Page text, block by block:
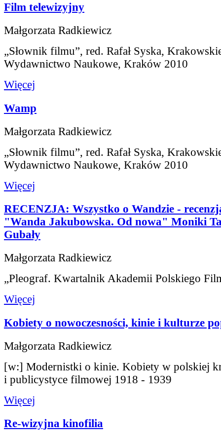
Film telewizyjny
Małgorzata Radkiewicz
„Słownik filmu”, red. Rafał Syska,
Wydawnictwo Naukowe, Kraków 2010
Więcej
Wamp
Małgorzata Radkiewicz
„Słownik filmu”, red. Rafał Syska,
Wydawnictwo Naukowe, Kraków 2010
Więcej
RECENZJA: Wszystko o Wandzie -
"Wanda Jakubowska. Od nowa" Moniki
Gubały
Małgorzata Radkiewicz
„Pleograf. Kwartalnik Akademii Polskiego
Więcej
Kobiety o nowoczesności, kinie i kulturze
Małgorzata Radkiewicz
[w:] Modernistki o kinie. Kobiety w polskiej
i publicystyce filmowej 1918 - 1939
Więcej
Re-wizyjna kinofilia